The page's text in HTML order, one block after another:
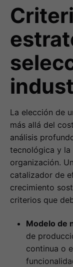
La elección de
más allá del
análisis
tecnológica y
organización.
catalizador de
crecimiento
criterios que
Modelo de
de
continua o